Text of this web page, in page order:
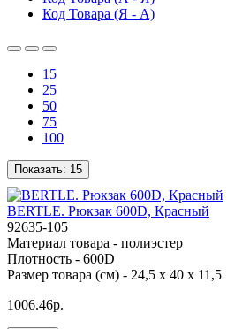
Код Товара (Я - А)
15
25
50
75
100
Показать: 15
BERTLE. Рюкзак 600D, Красный
92635-105
Материал товара - полиэстер
Плотность - 600D
Размер товара (см) - 24,5 x 40 x 11,5
1006.46р.